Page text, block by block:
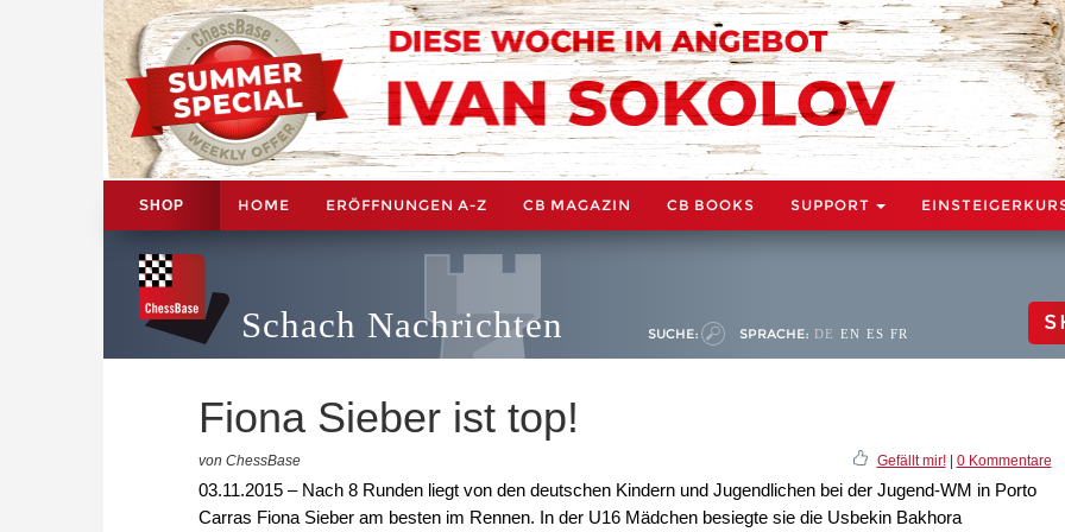
SHOP HOME ERÖFFNUNGEN A-Z CB MAGAZIN CB BOOKS SUPPORT
Schach Nachrichten SUCHE: SPRACHE: DE EN ES FR
Fiona Sieber ist top!
von ChessBase Gefällt mir!| 0 Kommentare
03.11.2015 – Nach 8 Runden liegt von den deutschen Kindern und Jugendlichen bei der Jugend-WM in Porto
Carras Fiona Sieber am besten im Rennen. In der U16 Mädchen besiegte sie die Usbekin Bakhora